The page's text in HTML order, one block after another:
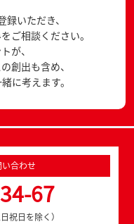
録いただき、
ご相談ください。
が、
創出も含め、
に考えます。
合わせ
67
祝日を除く）